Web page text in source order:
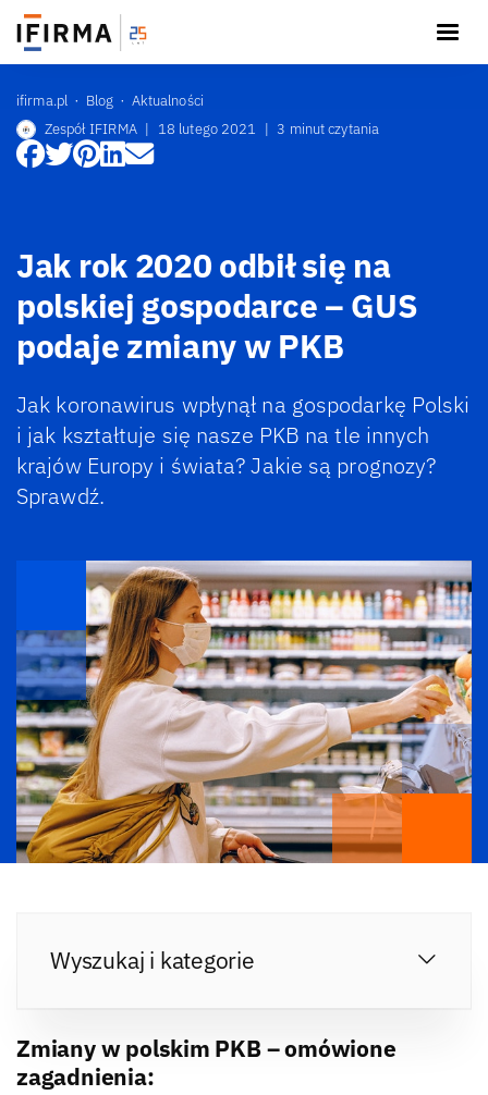
ifirma.pl Blog
Aktualności
Zespół IFIRMA | 18 lutego 2021 | 3 minut czytania
Jak rok 2020 odbił się na
polskiej gospodarce – GUS
podaje zmiany w PKB
Jak koronawirus wpłynął na gospodarkę Polski
i jak kształtuje się nasze PKB na tle innych
krajów Europy i świata? Jakie są prognozy?
Sprawdź.
Wyszukaj i kategorie
Zmiany w polskim PKB – omówione
zagadnienia: